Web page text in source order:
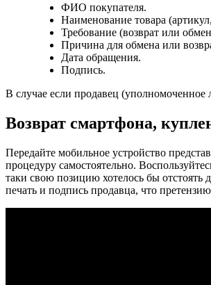
ФИО покупателя.
Наименование товара
Требование (возврат или
Причина для обмена или
Дата обращения.
Подпись.
В случае если продавец (уполномоченное
Возврат смартфона,
Передайте мобильное устройство
процедуру самостоятельно.
таки свою позицию хотелось бы
печать и подпись продавца, что